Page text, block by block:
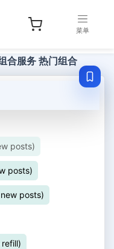
语言：English
菜单
合服务 热门组合
posts)
posts)
posts)